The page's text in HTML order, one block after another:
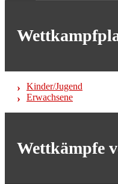
Kinder/Jugend
Erwachsene
Wettkämpfe